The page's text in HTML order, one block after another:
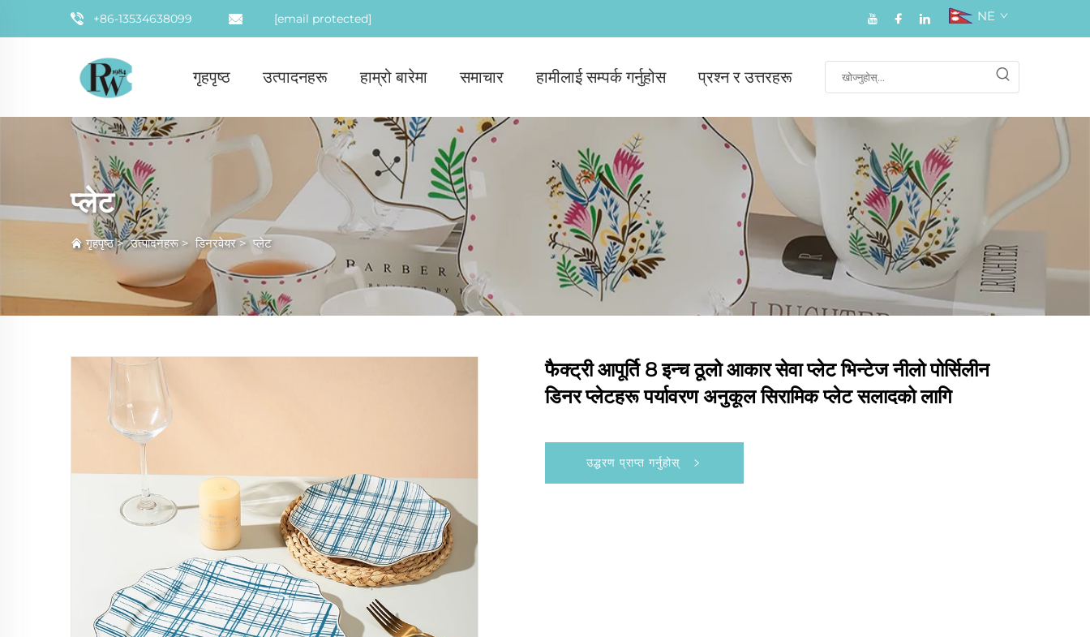
+86-13534638099 [email protected] NE
गृहपृष्ठ उत्पादनहरू हाम्रो बारेमा समाचार हामीलाई सम्पर्क गर्नुहोस प्रश्न र उत्तरहरू
प्लेट
गृहपृष्ठ>उत्पादनहरू> डिनरवेयर> प्लेट
फैक्ट्री आपूर्ति 8 इन्च ठूलो आकार सेवा प्लेट भिन्टेज नीलो पोर्सिलीन
डिनर प्लेटहरू पर्यावरण अनुकूल सिरामिक प्लेट सलादको लागि
उद्धरण प्राप्त गर्नुहोस्